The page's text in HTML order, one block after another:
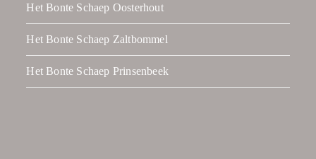
Het Bonte Schaep Oosterhout
Het Bonte Schaep Zaltbommel
Het Bonte Schaep Prinsenbeek